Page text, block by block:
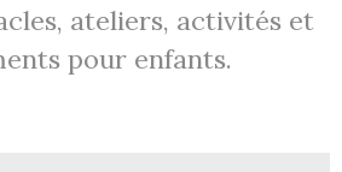
ateliers, activités et
pour enfants.